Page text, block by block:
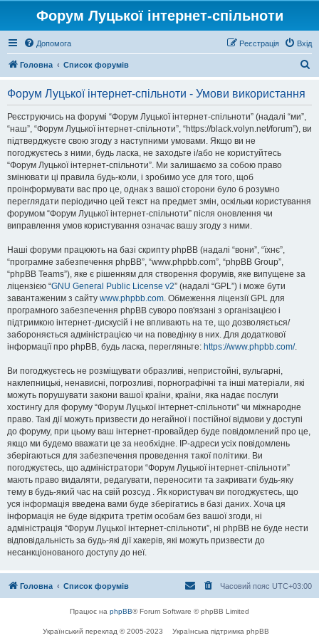
Форум Луцької інтернет-спільноти
Допомога Вхід
Реєстрація
Головна Список форумів
Форум Луцької інтернет-спільноти - Умови використання
Реєструючись на форумі “Форум Луцької інтернет-спільноти” (надалі “ми”,
“наш”, “Форум Луцької інтернет-спільноти”, “https://black.volyn.net/forum”), ви
підтверджуєте свою згоду з наступними умовами. Якщо ви не
погоджуєтесь з ними, будь ласка, не заходьте і/або не користуйтесь
“Форум Луцької інтернет-спільноти”. Ми залишаємо за собою право
змінювати ці правила будь-коли, і зробимо усе для того, щоб
проінформувати вас про це, однак з вашої сторони було б розумно
переглядати періодично цей текст на предмет змін, оскільки користування
форумом “Форум Луцької інтернет-спільноти” після оновлення чи
виправлення умов користування означає вашу згоду з ними.
Наші форуми працюють на базі скрипту phpBB (надалі “вони”, “їхнє”,
“програмне забезпечення phpBB”, “www.phpbb.com”, “phpBB Group”,
“phpBB Teams”), яке є рішенням для створення форумів, яке випущене за
ліцензією “GNU General Public License v2” (надалі “GPL”) і може бути
завантаженим з сайту www.phpbb.com. Обмеження ліцензії GPL для
програмного забезпечення phpBB суворо пов'язані з організацією і
підтримкою інтернет-дискусій і не впливають на те, що дозволяється/
забороняється адміністрацією чи на поведінку в них. Для додаткової
інформації про phpBB, будь ласка, перегляньте: https://www.phpbb.com/.
Ви погоджуєтесь не розміщувати образливі, непристойні, вульгарні,
наклепницькі, ненависні, погрозливі, порнографічні та інші матеріали, які
можуть порушувати закони вашої країни, країни, яка надає послуги
хостингу для форуму “Форум Луцької інтернет-спільноти” чи міжнародне
право. Такі дії можуть призвести до негайної і постійної відмови у доступі
до форуму, при цьому ваш інтернет-провайдер буде повідомлений про це,
якщо ми будемо вважати це за необхідне. IP-адреси усіх повідомлень
зберігаються для забезпечення проведення такої політики. Ви
погоджуєтесь, що адміністратори “Форум Луцької інтернет-спільноти”
мають право видаляти, редагувати, переносити та закривати будь-яку
тему в будь-який час на свій розсуд . Як користувач ви погоджуєтесь, що
уся інформація введена вами буде зберігатись в базі даних. Хоча ця
інформація не буде відкрита третім особам без вашої згоди, ні
адміністрація “Форум Луцької інтернет-спільноти”, ні phpBB не буде нести
відповідальність за будь-які дії хакерів, які можуть призвести до
несанкціонованого доступу до неї.
Головна Список форумів Часовий пояс UTC+03:00
Працює на phpBB® Forum Software © phpBB Limited
Український переклад © 2005-2023 Українська підтримка phpBB